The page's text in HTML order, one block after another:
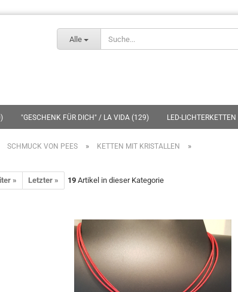
Alle
"GESCHENK FÜR DICH" / LA VIDA (129) LED-
SCHMUCK VON PEES » KETTEN MIT KRISTALLEN »
» Letzter » 19 Artikel in dieser Kategorie